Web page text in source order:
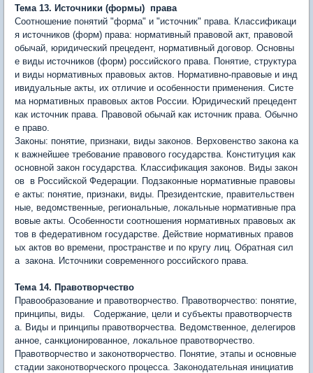
Тема 13. Источники (формы) права
Соотношение понятий "форма" и "источник" права. Классификаци
я источников (форм) права: нормативный правовой акт, правовой
обычай, юридический прецедент, нормативный договор. Основны
е виды источников (форм) российского права. Понятие, структура
и виды нормативных правовых актов. Нормативно-правовые и инд
ивидуальные акты, их отличие и особенности применения. Систе
ма нормативных правовых актов России. Юридический прецедент
как источник права. Правовой обычай как источник права. Обычно
е право.
Законы: понятие, признаки, виды законов. Верховенство закона ка
к важнейшее требование правового государства. Конституция как
основной закон государства. Классификация законов. Виды закон
ов в Российской Федерации. Подзаконные нормативные правовы
е акты: понятие, признаки, виды. Президентские, правительствен
ные, ведомственные, региональные, локальные нормативные пра
вовые акты. Особенности соотношения нормативных правовых ак
тов в федеративном государстве. Действие нормативных правов
ых актов во времени, пространстве и по кругу лиц. Обратная сил
а закона. Источники современного российского права.
Тема 14. Правотворчество
Правообразование и правотворчество. Правотворчество: понятие,
принципы, виды. Содержание, цели и субъекты правотворчеств
а. Виды и принципы правотворчества. Ведомственное, делегиров
анное, санкционированное, локальное правотворчество.
Правотворчество и законотворчество. Понятие, этапы и основные
стадии законотворческого процесса. Законодательная инициатив